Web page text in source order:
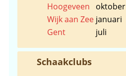
Hoogeveen
oktober
Wijk aan Zee januari
Gent
juli
Schaakclubs